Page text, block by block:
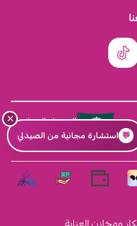
السجل التجاري
4030431116
×
💬 استشارة مجانية من الصيدلي